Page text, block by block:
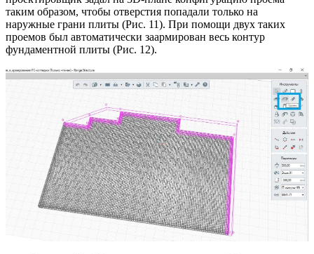
таким образом, чтобы отверстия попадали только на
наружные грани плиты (Рис. 11). При помощи двух таких
проемов был автоматически заармирован весь контур
фундаментной плиты (Рис. 12).